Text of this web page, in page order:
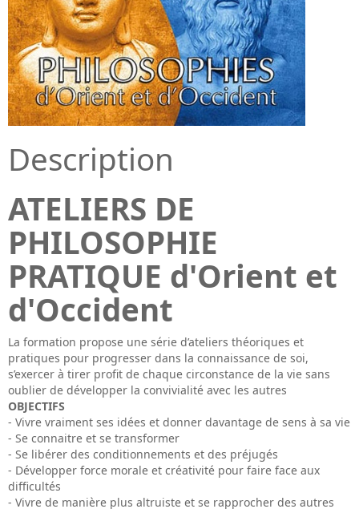
Description
ATELIERS DE
PHILOSOPHIE
PRATIQUE d'Orient et
d'Occident
La formation propose une série d’ateliers théoriques et
pratiques pour progresser dans la connaissance de soi,
s’exercer à tirer profit de chaque circonstance de la vie sans
oublier de développer la convivialité avec les autres
OBJECTIFS
- Vivre vraiment ses idées et donner davantage de sens à sa vie
- Se connaitre et se transformer
- Se libérer des conditionnements et des préjugés
- Développer force morale et créativité pour faire face aux
difficultés
- Vivre de manière plus altruiste et se rapprocher des autres